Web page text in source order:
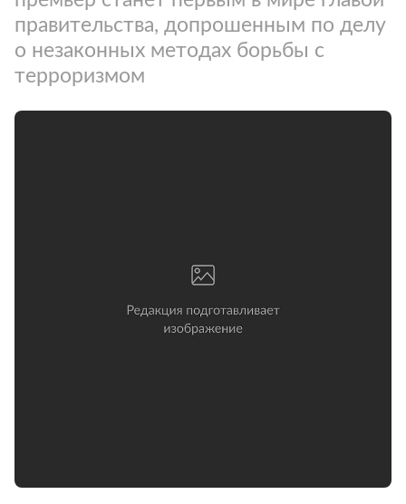
правительства, допрошенным по делу
о незаконных методах борьбы с
терроризмом